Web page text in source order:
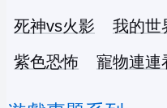
死神vs火影
我的世
紫色恐怖
寵物連連